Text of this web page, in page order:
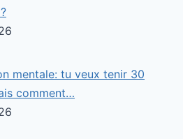
mentale: tu veux tenir 30
comment…